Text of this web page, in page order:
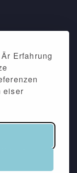
Erfahrung
eiser